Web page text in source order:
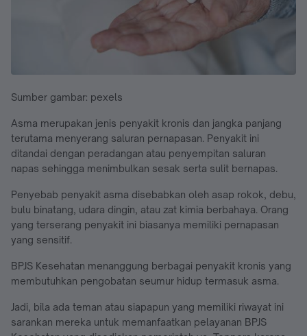
Sumber gambar: pexels
Asma merupakan jenis penyakit kronis dan jangka panjang
terutama menyerang saluran pernapasan. Penyakit ini
ditandai dengan peradangan atau penyempitan saluran
napas sehingga menimbulkan sesak serta sulit bernapas.
Penyebab penyakit asma disebabkan oleh asap rokok, debu,
bulu binatang, udara dingin, atau zat kimia berbahaya. Orang
yang terserang penyakit ini biasanya memiliki pernapasan
yang sensitif.
BPJS Kesehatan menanggung berbagai penyakit kronis yang
membutuhkan pengobatan seumur hidup termasuk asma.
Jadi, bila ada teman atau siapapun yang memiliki riwayat ini
sarankan mereka untuk memanfaatkan pelayanan BPJS